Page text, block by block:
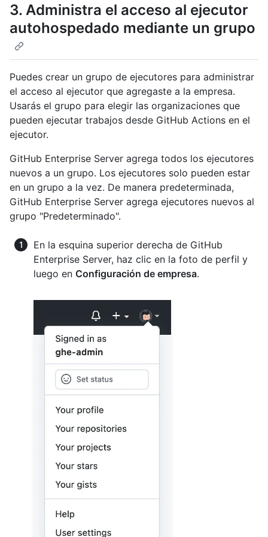
3. Administra el acceso al ejecutor
autohospedado mediante un grupo
Puedes crear un grupo de ejecutores para administrar
el acceso al ejecutor que agregaste a la empresa.
Usarás el grupo para elegir las organizaciones que
pueden ejecutar trabajos desde GitHub Actions en el
ejecutor.
GitHub Enterprise Server agrega todos los ejecutores
nuevos a un grupo. Los ejecutores solo pueden estar
en un grupo a la vez. De manera predeterminada,
GitHub Enterprise Server agrega ejecutores nuevos al
grupo "Predeterminado".
En la esquina superior derecha de GitHub
Enterprise Server, haz clic en la foto de perfil y
luego en Configuración de empresa.